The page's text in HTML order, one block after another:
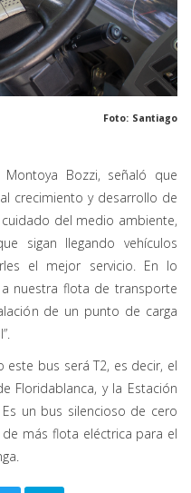
Foto: Santiago
Bozzi, señaló que
crecimiento y desarrollo de
del medio ambiente,
sigan llegando vehículos
el mejor servicio. En lo
nuestra flota de transporte
de un punto de carga
bus será T2, es decir, el
Floridablanca, y la Estación
un bus silencioso de cero
más flota eléctrica para el